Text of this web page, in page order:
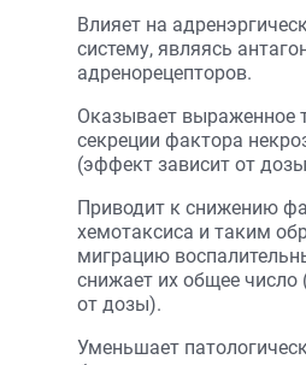
Влияет на
систему, являясь
адренорецепторов.
Оказывает выраженное
секреции фактора
(эффект зависит от
Приводит к снижению
хемотаксиса и таким
миграцию
снижает их общее число
от дозы).
Уменьшает